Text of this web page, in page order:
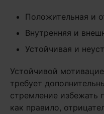
Положительная и
Внутренняя и
Устойчивая и
Устойчивой
требует
стремление избежать
как правило,